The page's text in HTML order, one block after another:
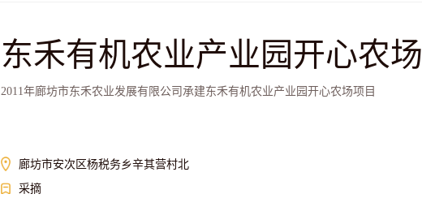
东禾有机农业产业园开心农场
2011年廊坊市东禾农业发展有限公司承建东禾有机农业产业园开心农场项目
廊坊市安次区杨税务乡辛其营村北
采摘